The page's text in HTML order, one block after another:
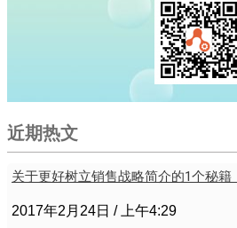
近期热文
关于更好树立销售战略简介的1个秘籍
2017年2月24日 上午4:29